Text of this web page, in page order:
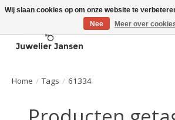
Home / Tags / 61334
Wij slaan cookies op om onze website te
Nee
Meer over